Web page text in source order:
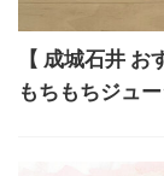
【 成城石井
もちもちジュ